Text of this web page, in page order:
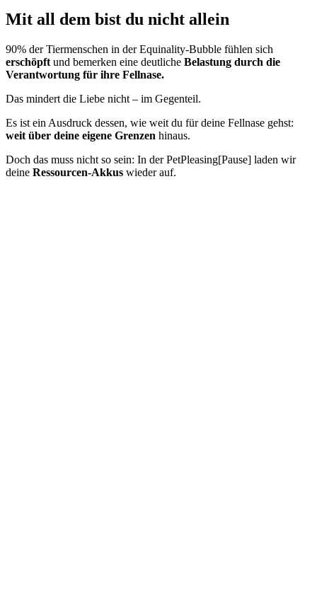
Mit all dem bist du nicht allein
90% der Tiermenschen in der Equinality-Bubble fühlen sich
erschöpft und bemerken eine deutliche Belastung durch die
Verantwortung für ihre Fellnase.
Das mindert die Liebe nicht – im Gegenteil.
Es ist ein Ausdruck dessen, wie weit du für deine Fellnase gehst:
weit über deine eigene Grenzen hinaus.
Doch das muss nicht so sein: In der PetPleasing[Pause] laden wir
deine Ressourcen-Akkus wieder auf.